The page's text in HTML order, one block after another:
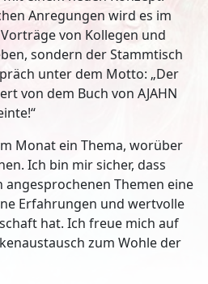
Anregungen wird es im
von Kollegen und
sondern der Stammtisch
unter dem Motto: „Der
von dem Buch von AJAHN
Monat ein Thema, worüber
Ich bin mir sicher, dass
angesprochenen Themen eine
Erfahrungen und wertvolle
hat. Ich freue mich auf
zum Wohle der